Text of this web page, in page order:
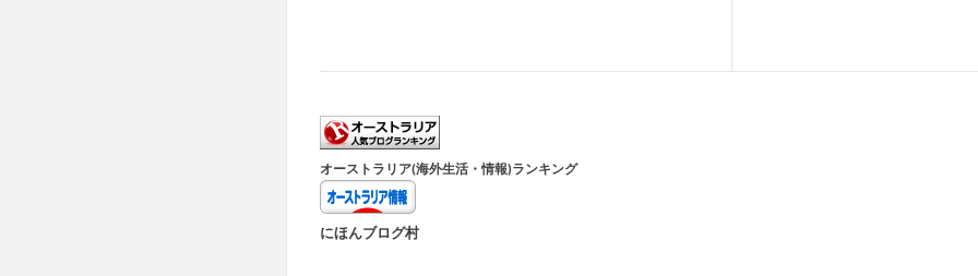
オーストラリア(海外生活・情報)ランキング
にほんブログ村